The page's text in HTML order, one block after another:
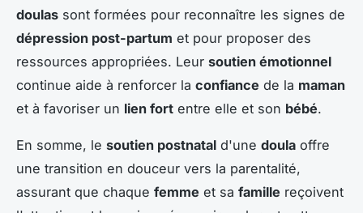
doulas sont formées pour reconnaître les signes de
dépression post-partum et pour proposer des
ressources appropriées. Leur soutien émotionnel
continue aide à renforcer la confiance de la maman
et à favoriser un lien fort entre elle et son bébé.
En somme, le soutien postnatal d'une doula offre
une transition en douceur vers la parentalité,
assurant que chaque femme et sa famille reçoivent